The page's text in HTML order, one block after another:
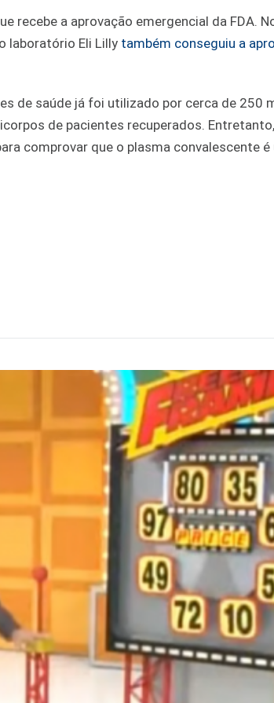
recebe a aprovação emergencial da FDA.
laboratório Eli Lilly também conseguiu a
de saúde já foi utilizado por cerca de 250
de pacientes recuperados.
comprovar que o plasma convalescente